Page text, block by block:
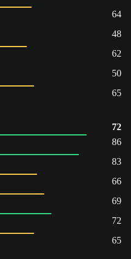
64
48
62
50
65
72
86
83
66
69
72
65